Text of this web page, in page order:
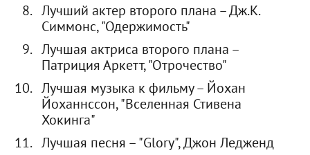
Лучший актер второго плана – Дж.К.
Симмонс, "Одержимость"
Лучшая актриса второго плана –
Патриция Аркетт, "Отрочество"
Лучшая музыка к фильму – Йохан
Йоханнссон, "Вселенная Стивена
Хокинга"
Лучшая песня – "Glory", Джон Ледженд